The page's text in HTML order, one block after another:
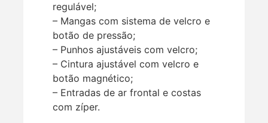
regulável;
– Mangas com sistema de velcro e
botão de pressão;
– Punhos ajustáveis com velcro;
– Cintura ajustável com velcro e
botão magnético;
– Entradas de ar frontal e costas
com zíper.